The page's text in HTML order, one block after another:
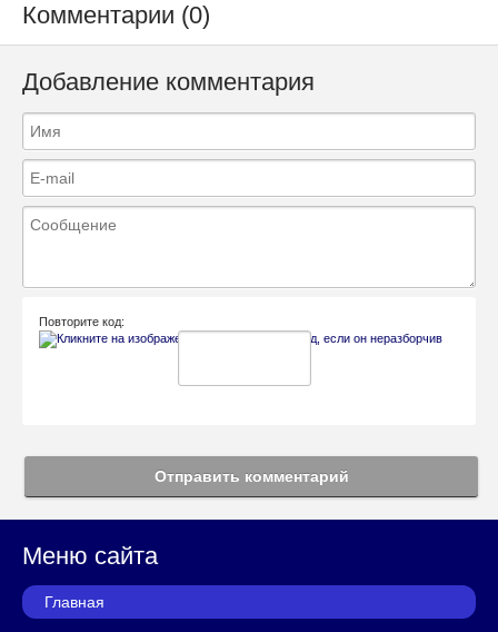
Комментарии (0)
Добавление комментария
Повторите код:
Отправить комментарий
Меню сайта
Главная